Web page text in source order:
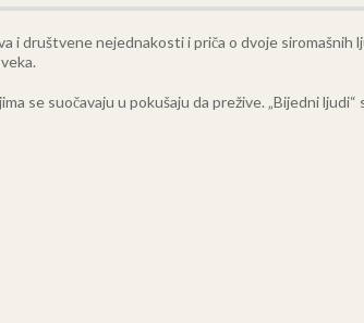
i društvene nejednakosti i priča o dvoje siromašnih
se suočavaju u pokušaju da prežive. „Bijedni